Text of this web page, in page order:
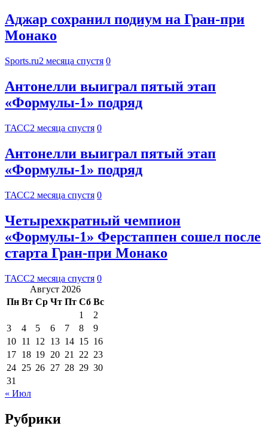
Аджар сохранил подиум на Гран-при
Монако
Sports.ru2 месяца спустя 0
Антонелли выиграл пятый этап
«Формулы-1» подряд
ТАСС2 месяца спустя 0
Антонелли выиграл пятый этап
«Формулы-1» подряд
ТАСС2 месяца спустя 0
Четырехкратный чемпион
«Формулы-1» Ферстаппен сошел после
старта Гран-при Монако
ТАСС2 месяца спустя 0
Август 2026
Пн Вт Ср Чт Пт Сб Вс
1
2
3
4 5 6 7 8
9
10 11 12 13 14 15 16
17 18 19 20 21 22 23
24 25 26 27 28 29 30
31
« Июл
Рубрики